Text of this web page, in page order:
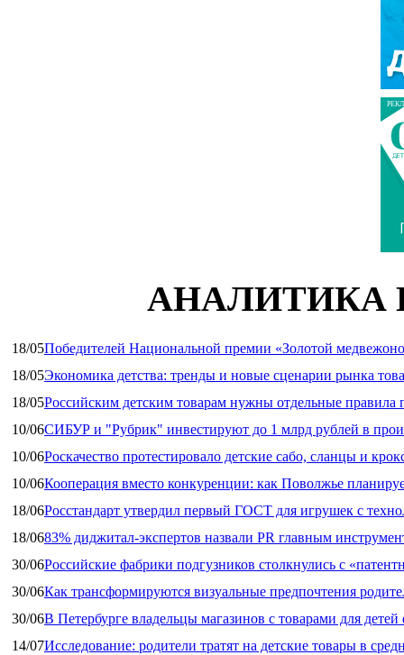
АНАЛИТИКА
18/05Победителей Национальной премии «Золотой
18/05Экономика детства: тренды и новые сценарии рынка
18/05Российским детским товарам нужны отдельные правила
10/06СИБУР и "Рубрик" инвестируют до 1 млрд рублей в
10/06Роскачество протестировало детские сабо, сланцы и
10/06Кооперация вместо конкуренции: как Поволжье
18/06Росстандарт утвердил первый ГОСТ для игрушек с
18/0683% диджитал‑экспертов назвали PR главным
30/06Российские фабрики подгузников столкнулись с
30/06Как трансформируются визуальные предпочтения
30/06В Петербурге владельцы магазинов с товарами для
14/07Исследование: родители тратят на детские товары в